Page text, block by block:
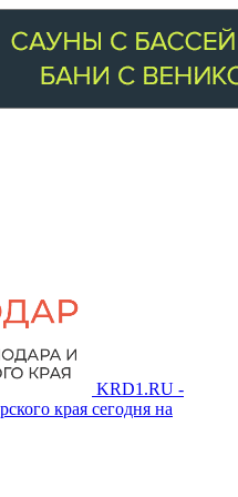
KRD1.RU -
края сегодня на